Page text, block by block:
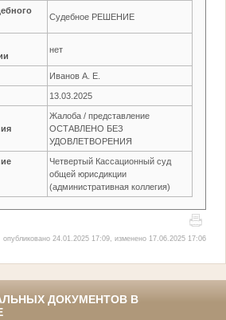
Судебное РЕШЕНИЕ
нет
Иванов А. Е.
13.03.2025
Жалоба / представление
ОСТАВЛЕНО БЕЗ
УДОВЛЕТВОРЕНИЯ
Четвертый Кассационный суд
общей юрисдикции
(административная коллегия)
опубликовано 24.01.2025 17:09, изменено 17.06.2025 17:06
ДОКУМЕНТОВ В